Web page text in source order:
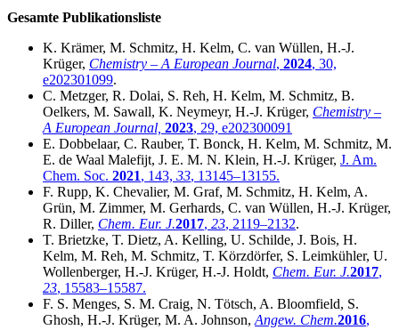
Gesamte Publikationsliste
K. Krämer, M. Schmitz, H. Kelm, C. van Wüllen, H.-J.
Krüger, Chemistry – A European Journal, 2024, 30,
e202301099.
C. Metzger, R. Dolai, S. Reh, H. Kelm, M. Schmitz, B.
Oelkers, M. Sawall, K. Neymeyr, H.-J. Krüger, Chemistry –
A European Journal, 2023, 29, e202300091
E. Dobbelaar, C. Rauber, T. Bonck, H. Kelm, M. Schmitz, M.
E. de Waal Malefijt, J. E. M. N. Klein, H.-J. Krüger, J. Am.
Chem. Soc. 2021, 143, 33, 13145–13155.
F. Rupp, K. Chevalier, M. Graf, M. Schmitz, H. Kelm, A.
Grün, M. Zimmer, M. Gerhards, C. van Wüllen, H.-J. Krüger,
R. Diller, Chem. Eur. J.2017, 23, 2119–2132.
T. Brietzke, T. Dietz, A. Kelling, U. Schilde, J. Bois, H.
Kelm, M. Reh, M. Schmitz, T. Körzdörfer, S. Leimkühler, U.
Wollenberger, H.-J. Krüger, H.-J. Holdt, Chem. Eur. J.2017,
23, 15583–15587.
F. S. Menges, S. M. Craig, N. Tötsch, A. Bloomfield, S.
Ghosh, H.-J. Krüger, M. A. Johnson, Angew. Chem.2016,